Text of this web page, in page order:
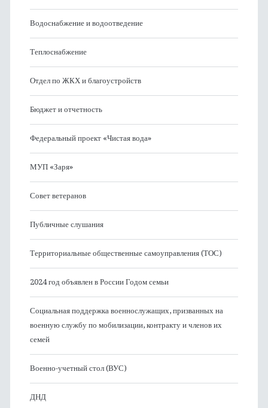
Водоснабжение и водоотведение
Теплоснабжение
Отдел по ЖКХ и благоустройств
Бюджет и отчетность
Федеральный проект «Чистая вода»
МУП «Заря»
Совет ветеранов
Публичные слушания
Территориальные общественные самоуправления (ТОС)
2024 год объявлен в России Годом семьи
Социальная поддержка военнослужащих, призванных на
военную службу по мобилизации, контракту и членов их
семей
Военно-учетный стол (ВУС)
ДНД